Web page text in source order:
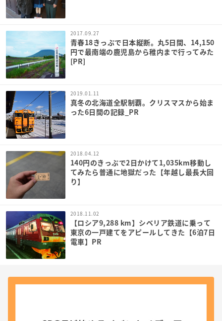
2017.09.27
青春18きっぷで日本縦断。丸5日間、14,150
円で最南端の鹿児島から稚内まで行ってみた
[PR]
2019.01.11
真冬の北海道全駅制覇。クリスマスから始ま
った6日間の記録_PR
2018.04.12
140円のきっぷで2日かけて1,035km移動し
てみたら普通に地獄だった【年越し最長大回
り】
2018.11.02
【ロシア9,288 km】シベリア鉄道に乗って
東京の一戸建てをアピールしてきた【6泊7日
電車】PR